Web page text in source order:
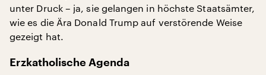
unter Druck – ja, sie gelangen in höchste Staatsämter,
wie es die Ära Donald Trump auf verstörende Weise
gezeigt hat.
Erzkatholische Agenda